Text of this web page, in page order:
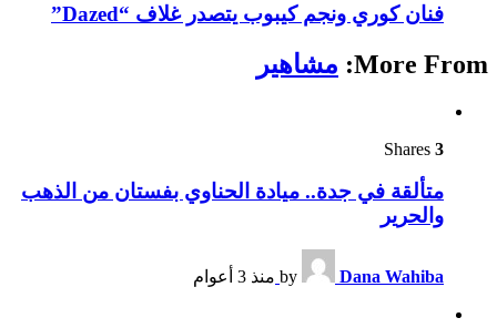
فنان كوري ونجم كيبوب يتصدر غلاف “Dazed”
More From: مشاهير
3
متألقة في جدة.. ميادة الحناوي بفستان من الذهب
والحرير
by Dana Wahiba منذ 3 أعوام